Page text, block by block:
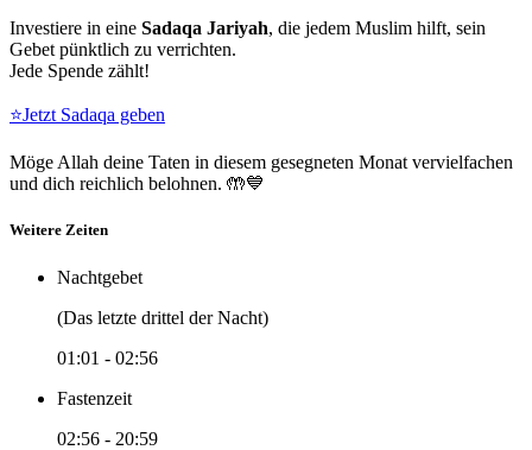
Investiere in eine Sadaqa Jariyah, die jedem Muslim hilft, sein
Gebet pünktlich zu verrichten.
Jede Spende zählt!
⭐Jetzt Sadaqa geben
Möge Allah deine Taten in diesem gesegneten Monat vervielfachen
und dich reichlich belohnen. 🤲💙
Weitere Zeiten
Nachtgebet
(Das letzte drittel der Nacht)
01:01 - 02:56
Fastenzeit
02:56 - 20:59